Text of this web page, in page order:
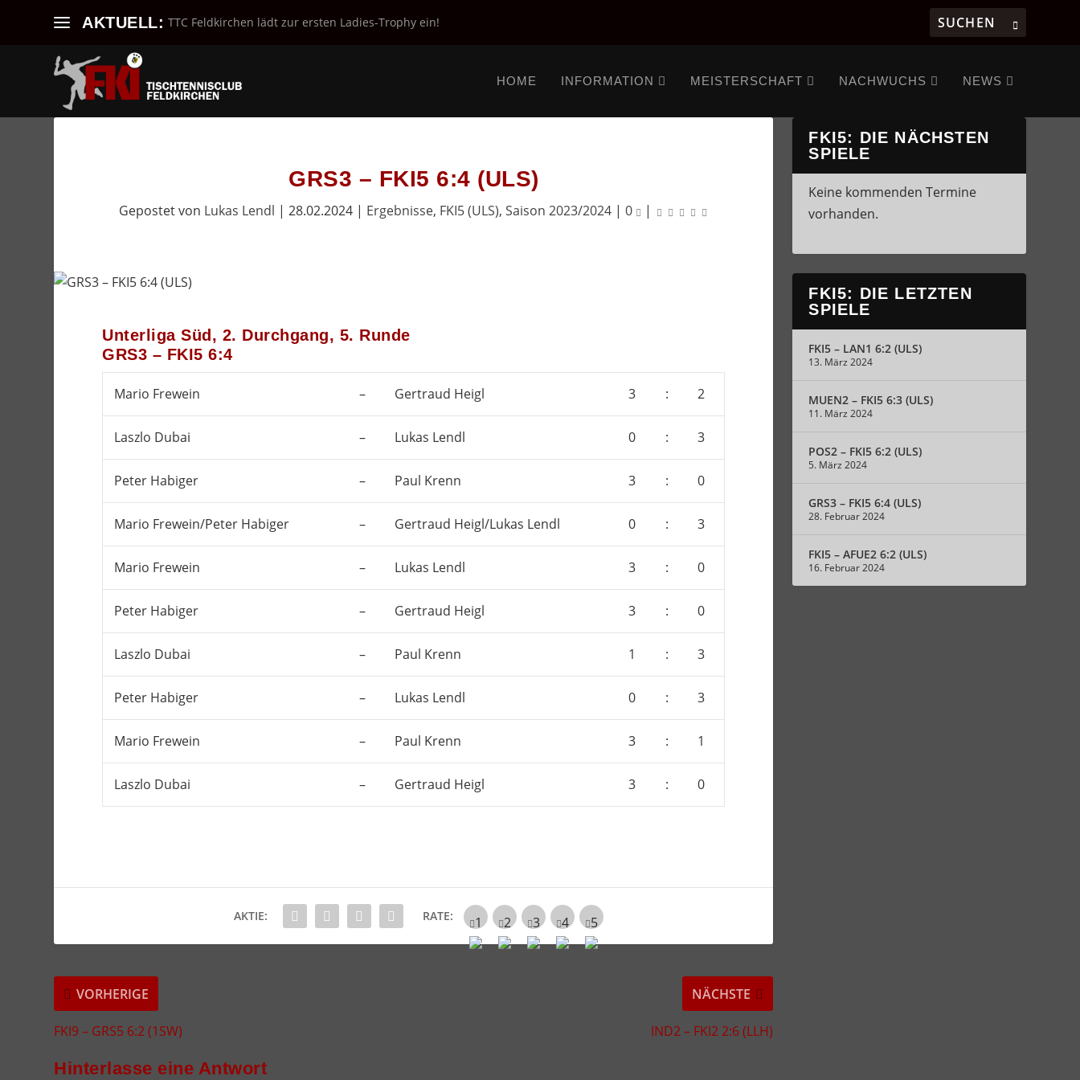
AKTUELL: TTC Feldkirchen lädt zur ersten Ladies-Trophy ein!
HOME INFORMATION MEISTERSCHAFT NACHWUCHS NEWS
GRS3 – FKI5 6:4 (ULS)
Gepostet von Lukas Lendl |28.02.2024 | Ergebnisse, FKI5 (ULS),Saison 2023/2024 |0 |
Unterliga Süd, 2. Durchgang, 5. Runde
GRS3 – FKI5 6:4
Mario Frewein – Gertraud Heigl 3 : 2
Laszlo Dubai – Lukas Lendl 0 : 3
Peter Habiger – Paul Krenn 3 : 0
Mario Frewein/Peter Habiger – Gertraud Heigl/Lukas Lendl 0 : 3
Mario Frewein – Lukas Lendl 3 : 0
Peter Habiger – Gertraud Heigl 3 : 0
Laszlo Dubai – Paul Krenn 1 : 3
Peter Habiger – Lukas Lendl 0 : 3
Mario Frewein – Paul Krenn 3 : 1
Laszlo Dubai – Gertraud Heigl 3 : 0
AKTIE: RATE:
VORHERIGE
FKI9 – GRS5 6:2 (1SW)
NÄCHSTE
IND2 – FKI2 2:6 (LLH)
Hinterlasse eine Antwort
FKI5: DIE NÄCHSTEN
SPIELE
Keine kommenden Termine
vorhanden.
FKI5: DIE LETZTEN
SPIELE
FKI5 – LAN1 6:2 (ULS)
13. März 2024
MUEN2 – FKI5 6:3 (ULS)
11. März 2024
POS2 – FKI5 6:2 (ULS)
5. März 2024
GRS3 – FKI5 6:4 (ULS)
28. Februar 2024
FKI5 – AFUE2 6:2 (ULS)
16. Februar 2024